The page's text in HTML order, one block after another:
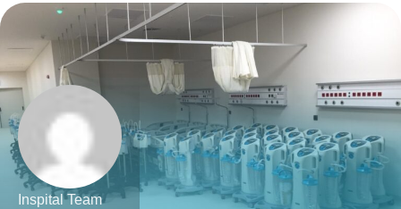
Inspital Team